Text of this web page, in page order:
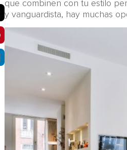
que combinen con tu estilo
y vanguardista, hay muchas